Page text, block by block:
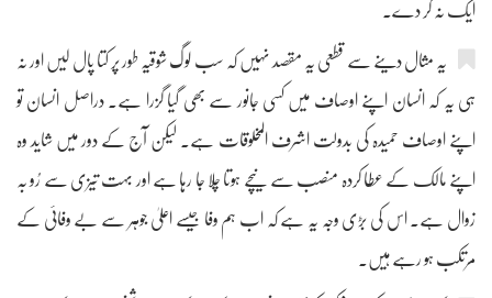
ایک نہ کر دے۔
یہ مثال دینے سے قطعی یہ مقصد نہیں کہ سب لوگ شوقیہ طور پر کتا پال لیں اور نہ
ہی یہ کہ انسان اپنے اوصاف میں کسی جانور سے بھی گیا گزرا ہے۔ دراصل انسان تو
اپنے اوصاف حمیدہ کی بدولت اشرف المخلوقات ہے۔ لیکن آج کے دور میں شاید وہ
اپنے مالک کے عطا کردہ منصب سے نیچے ہوتا چلا جا رہا ہے اور بہت تیزی سے رُو بہ
زوال ہے۔ اس کی بڑی وجہ یہ ہے کہ اب ہم وفا جیسے اعلیٰ جوہر سے بے وفائی کے
مرتکب ہو رہے ہیں۔